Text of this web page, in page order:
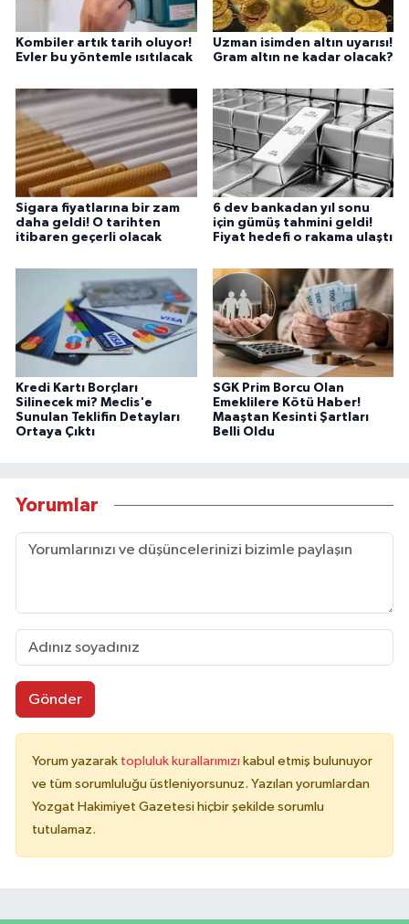
Kombiler artık tarih oluyor!
Evler bu yöntemle ısıtılacak
Uzman isimden altın uyarısı!
Gram altın ne kadar olacak?
Sigara fiyatlarına bir zam
daha geldi! O tarihten
itibaren geçerli olacak
6 dev bankadan yıl sonu
için gümüş tahmini geldi!
Fiyat hedefi o rakama ulaştı
Kredi Kartı Borçları
Silinecek mi? Meclis'e
Sunulan Teklifin Detayları
Ortaya Çıktı
SGK Prim Borcu Olan
Emeklilere Kötü Haber!
Maaştan Kesinti Şartları
Belli Oldu
Yorumlar
Gönder
Yorum yazarak topluluk kurallarımızı kabul etmiş bulunuyor
ve tüm sorumluluğu üstleniyorsunuz. Yazılan yorumlardan
Yozgat Hakimiyet Gazetesi hiçbir şekilde sorumlu
tutulamaz.